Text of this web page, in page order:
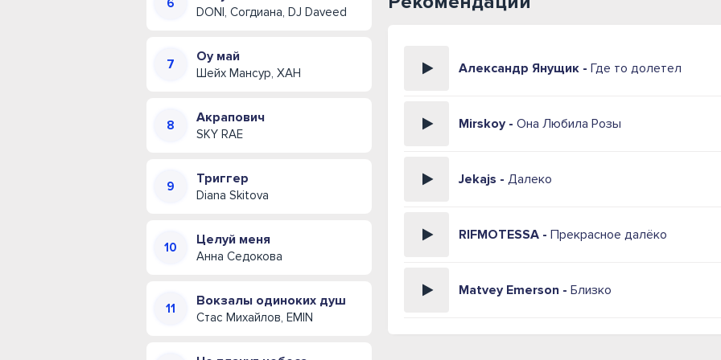
DONI, Согдиана, DJ Daveed
Оу май
Шейх Мансур, ХАН
Акрапович
SKY RAE
Триггер
Diana Skitova
Целуй меня
Анна Седокова
Вокзалы одиноких душ
Стас Михайлов, EMIN
Александр Янущик - Где то долетел
Mirskoy - Она Любила Розы
Jekajs - Далеко
RIFMOTESSA - Прекрасное далёко
Matvey Emerson - Близко